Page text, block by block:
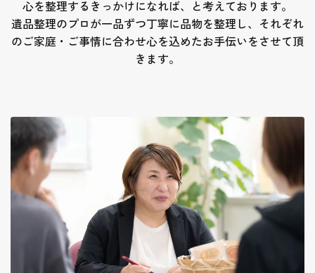
心を整理するきっかけになれば、と考えております。
遺品整理のプロが一品ずつ丁寧に品物を整理し、それぞれ
のご家庭・ご事情に合わせ心を込めたお手伝いをさせて頂
きます。